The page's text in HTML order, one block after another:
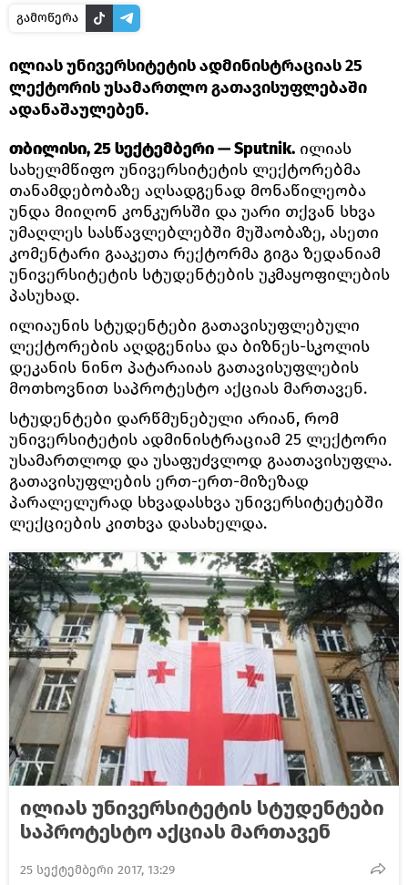
გამოწერა
ილიას უნივერსიტეტის ადმინისტრაციას 25
ლექტორის უსამართლო გათავისუფლებაში
ადანაშაულებენ.
თბილისი, 25 სექტემბერი — Sputnik. ილიას
სახელმწიფო უნივერსიტეტის ლექტორებმა
თანამდებობაზე აღსადგენად მონაწილეობა
უნდა მიიღონ კონკურსში და უარი თქვან სხვა
უმაღლეს სასწავლებლებში მუშაობაზე, ასეთი
კომენტარი გააკეთა რექტორმა გიგა ზედანიამ
უნივერსიტეტის სტუდენტების უკმაყოფილების
პასუხად.
ილიაუნის სტუდენტები გათავისუფლებული
ლექტორების აღდგენისა და ბიზნეს-სკოლის
დეკანის ნინო პატარაიას გათავისუფლების
მოთხოვნით საპროტესტო აქციას მართავენ.
სტუდენტები დარწმუნებული არიან, რომ
უნივერსიტეტის ადმინისტრაციამ 25 ლექტორი
უსამართლოდ და უსაფუძვლოდ გაათავისუფლა.
გათავისუფლების ერთ-ერთ-მიზეზად
პარალელურად სხვადასხვა უნივერსიტეტებში
ლექციების კითხვა დასახელდა.
ილიას უნივერსიტეტის სტუდენტები
საპროტესტო აქციას მართავენ
25 სექტემბერი 2017, 13:29